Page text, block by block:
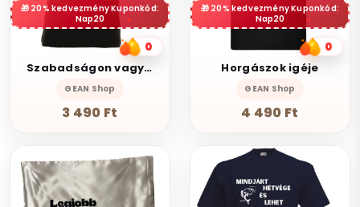
20% kedvezmény Kuponkód:
Nap20
0
Szabadságon vagyok
GEAN Shop
3 490 Ft
20% kedvezmény Kuponkód:
Nap20
0
Horgászok igéje
GEAN Shop
4 490 Ft